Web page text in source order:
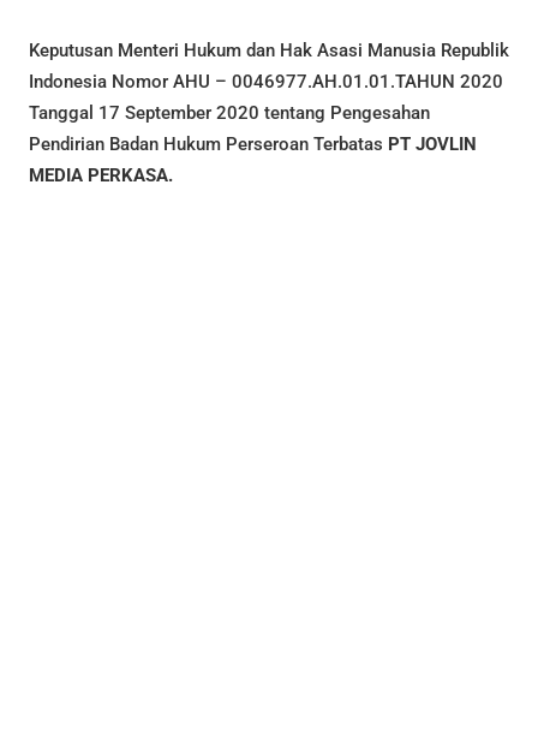
Keputusan Menteri Hukum dan Hak Asasi Manusia Republik
Indonesia Nomor AHU – 0046977.AH.01.01.TAHUN 2020
Tanggal 17 September 2020 tentang Pengesahan
Pendirian Badan Hukum Perseroan Terbatas PT JOVLIN
MEDIA PERKASA.